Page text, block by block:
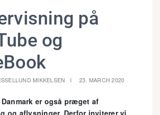
på
og
MIKKELSEN 23. MARCH 2020
er også præget af
og aflysninger. Derfor inviterer vi